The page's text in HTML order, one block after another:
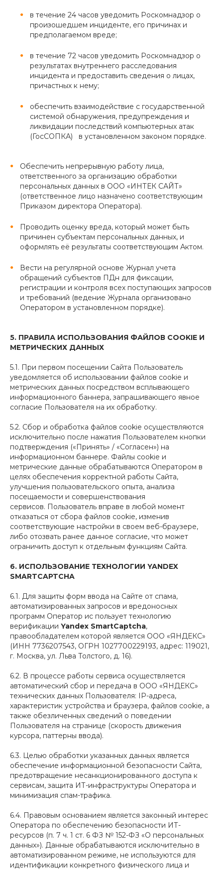
в течение 24 часов уведомить Роскомнадзор о
произошедшем инциденте, его причинах и
предполагаемом вреде;
в течение 72 часов уведомить Роскомнадзор о
результатах внутреннего расследования
инцидента и предоставить сведения о лицах,
причастных к нему;
обеспечить взаимодействие с государственной
системой обнаружения, предупреждения и
ликвидации последствий компьютерных атак
(ГосСОПКА) в установленном законом порядке.
Обеспечить непрерывную работу лица,
ответственного за организацию обработки
персональных данных в ООО «ИНТЕК САЙТ»
(ответственное лицо назначено соответствующим
Приказом директора Оператора).
Проводить оценку вреда, который может быть
причинен субъектам персональных данных, и
оформлять её результаты соответствующим Актом.
Вести на регулярной основе Журнал учета
обращений субъектов ПДн для фиксации,
регистрации и контроля всех поступающих запросов
и требований (ведение Журнала организовано
Оператором в установленном порядке).
5. ПРАВИЛА ИСПОЛЬЗОВАНИЯ ФАЙЛОВ COOKIE И
МЕТРИЧЕСКИХ ДАННЫХ
5.1. При первом посещении Сайта Пользователь
уведомляется об использовании файлов cookie и
метрических данных посредством всплывающего
информационного баннера, запрашивающего явное
согласие Пользователя на их обработку.
5.2. Сбор и обработка файлов cookie осуществляются
исключительно после нажатия Пользователем кнопки
подтверждения («Принять» / «Согласен») на
информационном баннере. Файлы cookie и
метрические данные обрабатываются Оператором в
целях обеспечения корректной работы Сайта,
улучшения пользовательского опыта, анализа
посещаемости и совершенствования
сервисов. Пользователь вправе в любой момент
отказаться от сбора файлов cookie, изменив
соответствующие настройки в своем веб-браузере,
либо отозвать ранее данное согласие, что может
ограничить доступ к отдельным функциям Сайта.
6. ИСПОЛЬЗОВАНИЕ ТЕХНОЛОГИИ YANDEX
SMARTCAPTCHA
6.1. Для защиты форм ввода на Сайте от спама,
автоматизированных запросов и вредоносных
программ Оператор ис пользует технологию
верификации Yandex SmartCaptcha,
правообладателем которой является ООО «ЯНДЕКС»
(ИНН 7736207543, ОГРН 1027700229193, адрес: 119021,
г. Москва, ул. Льва Толстого, д. 16).
6.2. В процессе работы сервиса осуществляется
автоматический сбор и передача в ООО «ЯНДЕКС»
технических данных Пользователя: IP-адреса,
характеристик устройства и браузера, файлов cookie, а
также обезличенных сведений о поведении
Пользователя на странице (скорость движения
курсора, паттерны ввода).
6.3. Целью обработки указанных данных является
обеспечение информационной безопасности Сайта,
предотвращение несанкционированного доступа к
сервисам, защита ИТ-инфраструктуры Оператора и
минимизация спам-трафика.
6.4. Правовым основанием является законный интерес
Оператора по обеспечению безопасности ИТ-
ресурсов (п. 7 ч. 1 ст. 6 ФЗ № 152-ФЗ «О персональных
данных»). Данные обрабатываются исключительно в
автоматизированном режиме, не используются для
идентификации конкретного физического лица и